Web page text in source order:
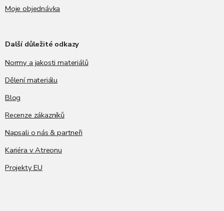
Moje objednávka
Další důležité odkazy
Normy a jakosti materiálů
Dělení materiálu
Blog
Recenze zákazníků
Napsali o nás & partneři
Kariéra v Atreonu
Projekty EU